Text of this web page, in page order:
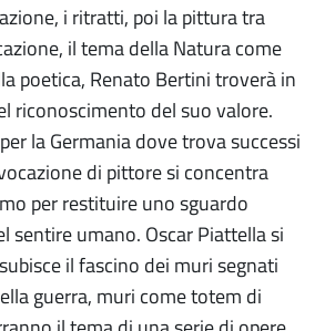
i ritratti, poi la pittura tra
il tema della Natura come
poetica, Renato Bertini troverà in
riconoscimento del suo valore.
la Germania dove trova successi
di pittore si concentra
per restituire uno sguardo
sentire umano. Oscar Piattella si
il fascino dei muri segnati
guerra, muri come totem di